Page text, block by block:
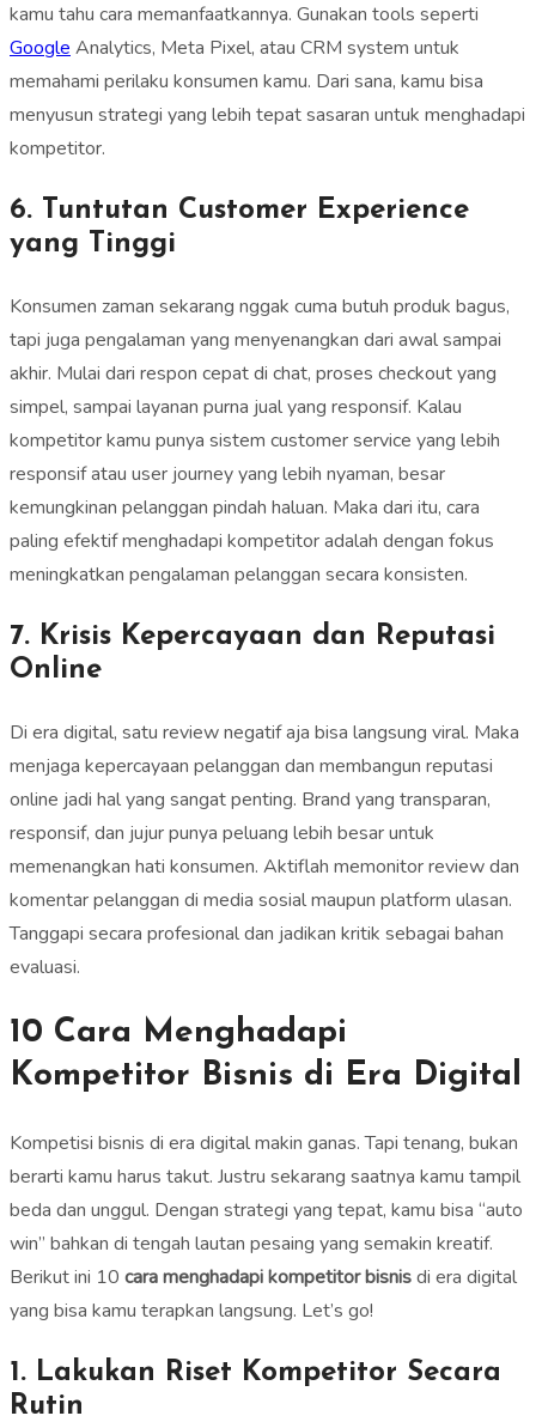
kamu tahu cara memanfaatkannya. Gunakan tools seperti
Google Analytics, Meta Pixel, atau CRM system untuk
memahami perilaku konsumen kamu. Dari sana, kamu bisa
menyusun strategi yang lebih tepat sasaran untuk menghadapi
kompetitor.
6. Tuntutan Customer Experience
yang Tinggi
Konsumen zaman sekarang nggak cuma butuh produk bagus,
tapi juga pengalaman yang menyenangkan dari awal sampai
akhir. Mulai dari respon cepat di chat, proses checkout yang
simpel, sampai layanan purna jual yang responsif. Kalau
kompetitor kamu punya sistem customer service yang lebih
responsif atau user journey yang lebih nyaman, besar
kemungkinan pelanggan pindah haluan. Maka dari itu, cara
paling efektif menghadapi kompetitor adalah dengan fokus
meningkatkan pengalaman pelanggan secara konsisten.
7. Krisis Kepercayaan dan Reputasi
Online
Di era digital, satu review negatif aja bisa langsung viral. Maka
menjaga kepercayaan pelanggan dan membangun reputasi
online jadi hal yang sangat penting. Brand yang transparan,
responsif, dan jujur punya peluang lebih besar untuk
memenangkan hati konsumen. Aktiflah memonitor review dan
komentar pelanggan di media sosial maupun platform ulasan.
Tanggapi secara profesional dan jadikan kritik sebagai bahan
evaluasi.
10 Cara Menghadapi
Kompetitor Bisnis di Era Digital
Kompetisi bisnis di era digital makin ganas. Tapi tenang, bukan
berarti kamu harus takut. Justru sekarang saatnya kamu tampil
beda dan unggul. Dengan strategi yang tepat, kamu bisa “auto
win” bahkan di tengah lautan pesaing yang semakin kreatif.
Berikut ini 10 cara menghadapi kompetitor bisnisdi era digital
yang bisa kamu terapkan langsung. Let’s go!
1. Lakukan Riset Kompetitor Secara
Rutin